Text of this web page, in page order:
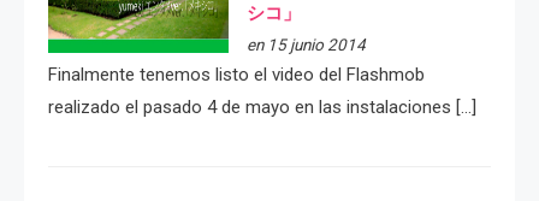
シコ」
en 15 junio 2014
Finalmente tenemos listo el video del Flashmob
realizado el pasado 4 de mayo en las instalaciones […]